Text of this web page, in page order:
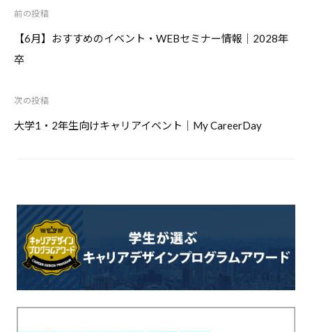
投
稿
ー
シ
前の投稿
【6月】おすすめのイベント・WEBセミナー情報｜2028年
卒
次の投稿
大学1・2年生向けキャリアイベント｜My CareerDay